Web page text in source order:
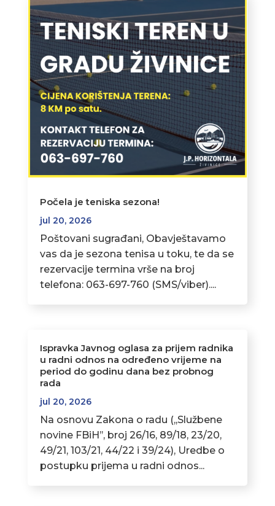
Počela je teniska sezona!
jul 20, 2026
Poštovani sugrađani, Obavještavamo
vas da je sezona tenisa u toku, te da se
rezervacije termina vrše na broj
telefona: 063-697-760 (SMS/viber)....
Ispravka Javnog oglasa za prijem radnika
u radni odnos na određeno vrijeme na
period do godinu dana bez probnog
rada
jul 20, 2026
Na osnovu Zakona o radu (,,Službene
novine FBiH’’, broj 26/16, 89/18, 23/20,
49/21, 103/21, 44/22 i 39/24), Uredbe o
postupku prijema u radni odnos...